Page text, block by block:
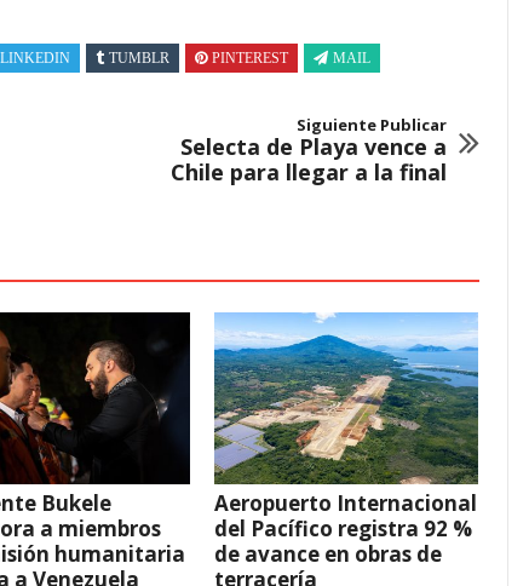
LINKEDIN TUMBLR PINTEREST MAIL
Siguiente Publicar
Selecta de Playa vence a
Chile para llegar a la final
Bukele
a miembros
humanitaria
a Venezuela
Aeropuerto Internacional
del Pacífico registra 92 %
de avance en obras de
terracería